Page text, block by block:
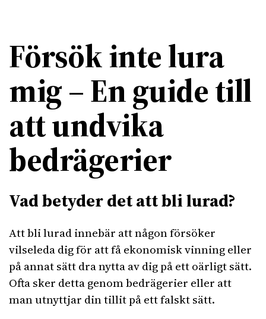
Försök inte lura
mig – En guide till
att undvika
bedrägerier
Vad betyder det att bli lurad?
Att bli lurad innebär att någon försöker
vilseleda dig för att få ekonomisk vinning eller
på annat sätt dra nytta av dig på ett oärligt sätt.
Ofta sker detta genom bedrägerier eller att
man utnyttjar din tillit på ett falskt sätt.